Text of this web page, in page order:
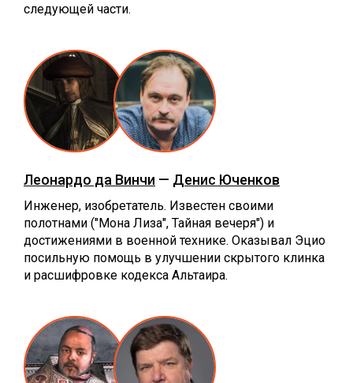
следующей части.
Леонардо да Винчи — Денис Юченков
Инженер, изобретатель. Известен своими
полотнами ("Мона Лиза", Тайная вечеря") и
достижениями в военной технике. Оказывал Эцио
посильную помощь в улучшении скрытого клинка
и расшифровке кодекса Альтаира.